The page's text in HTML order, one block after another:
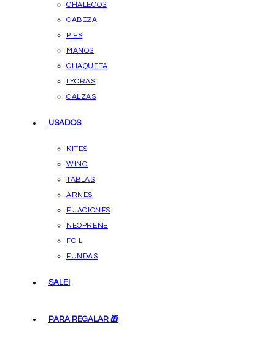
CHALECOS
CABEZA
PIES
MANOS
CHAQUETA
LYCRAS
CALZAS
USADOS
KITES
WING
TABLAS
ARNES
FIJACIONES
NEOPRENE
FOIL
FUNDAS
SALE!
PARA REGALAR 🎁